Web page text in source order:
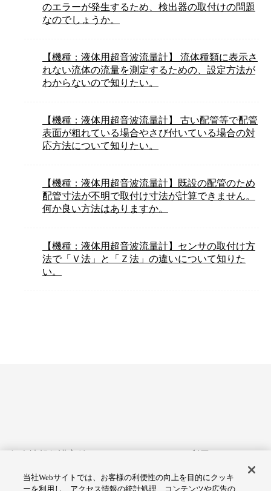
のエラーが発生するため、検出器の取付けの問題
なのでしょうか。
【機種：液体用超音波流量計】 流体種類に表示さ
れない流体の流量を測定するための、設定方法が
わからないので知りたい。
【機種：液体用超音波流量計】 古い配管等で配管
表面が粗れている場合やさび付いている場合の対
応方法について知りたい。
【機種：液体用超音波流量計】既設の配管のため
配管寸法が不明で取付け寸法が計算できません。
何か良い方法はありますか。
【機種：液体用超音波流量計】センサの取付け方
法で「Ｖ法」と「Ｚ法」の違いについて知りた
い。
アクセシビリティへの対応
Cookie設定
当社Webサイトでは、お客様の利便性の向上を目的にクッキ
ーを利用し、アクセス情報の統計処理、コンテンツや広告の